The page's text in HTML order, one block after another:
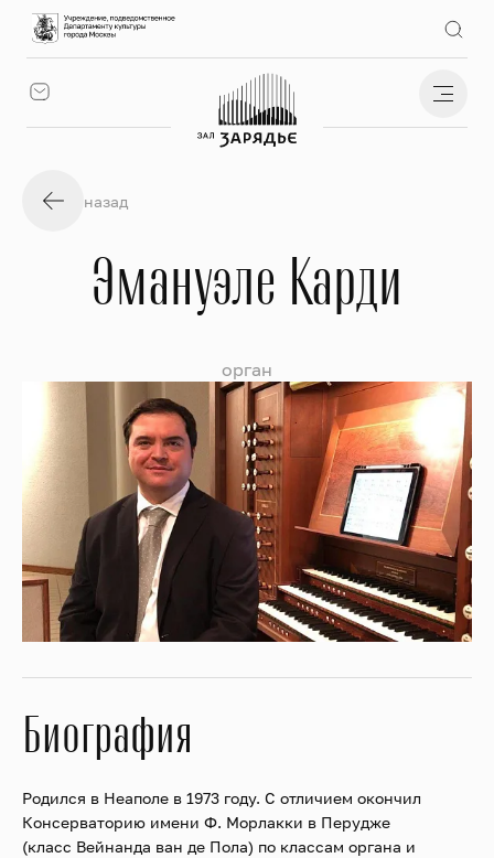
назад
Эмануэле Карди
орган
Биография
Родился в Неаполе в 1973 году. С отличием окончил
Консерваторию имени Ф. Морлакки в Перудже
(класс Вейнанда ван де Пола) по классам органа и